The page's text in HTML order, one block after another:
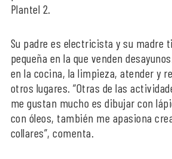
Plantel 2.
Su padre es electricista y su madre
pequeña en la que venden
en la cocina, la limpieza, atender y
otros lugares. “Otras de las
me gustan mucho es dibujar con
con óleos, también me apasiona
collares”, comenta.